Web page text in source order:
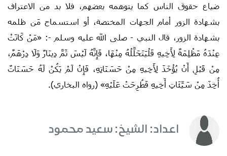
ضياع حقوق الناس كما يتوهمه بعضهم، فلا بد من الاعتراف
بشهادة الزور أمام الجهات المختصة، أو استسماح مَن ظلمه
بشهادة الزور، قال النبي - صلى الله عليه وسلم -: «مَنْ ‌كَانَتْ
‌عِنْدَهُ ‌مَظْلِمَةٌ ‌لِأَخِيهِ ‌فَلْيَتَحَلَّلْهُ ‌مِنْهَا، ‌فَإِنَّهُ ‌لَيْسَ ‌ثَمَّ ‌دِينَارٌ ‌وَلَا ‌دِرْهَمٌ،
‌مِنْ قَبْلِ أَنْ يُؤْخَذَ لِأَخِيهِ مِنْ حَسَنَاتِهِ، فَإِنْ لَمْ يَكُنْ لَهُ حَسَنَاتٌ
أُخِذَ مِنْ سَيِّئَاتِ أَخِيهِ فَطُرِحَتْ عَلَيْهِ» (رواه البخاري).
اعداد: الشيخ: سعيد محمود